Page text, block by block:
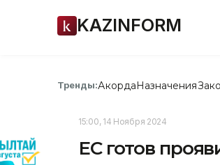
KAZINFORM
Тренды:АкордаНазначения
15:00, 14 Ноября 2024
ЕС готов